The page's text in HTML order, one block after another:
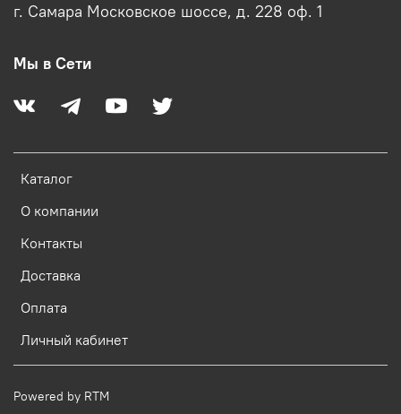
Каталог
О компании
Контакты
Доставка
Оплата
Личный кабинет
г. Самара Московское шоссе, д. 228 оф. 1
Мы в Сети
Powered by RTM